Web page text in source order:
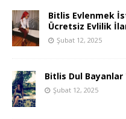
Bitlis Evlenmek
Ücretsiz Evlilik
Şubat 12, 2025
Bitlis Dul Bayanlar
Şubat 12, 2025